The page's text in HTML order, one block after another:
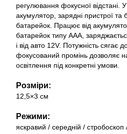
регулювання фокусної відстані.
акумулятор, зарядні пристрої та
батарейок. Працює від
батарейок типу AAA,
і від авто 12V. Потужність сягає
фокусований промінь дозволяє
освітлення під конкретні умови.
Розміри:
12,5×3 см
Режими:
яскравий / середній / стробоскоп